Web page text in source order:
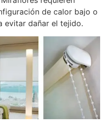
de calor bajo o
evitar dañar el tejido.